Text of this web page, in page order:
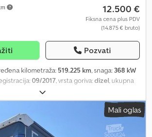
12.500 €
Fiksna cena plus PDV
(14.875 € bruto)
Pozvati
kilometraža: 519.225 km, snaga: 368 kW
09/2017, vrsta goriva:dizel, ukupna
, konfiguracija osovina:
, Oprema:grejač za parkiranje, imao je
navigacioni sistem
, !?Problemi sa
radi neravnomerno ----* Multifunkcionalni
Dwodpfxsv Hwlro Ai Rja * Ležaj za
Mali oglas